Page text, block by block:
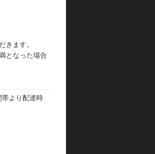
きます。
となった場合
より配達時